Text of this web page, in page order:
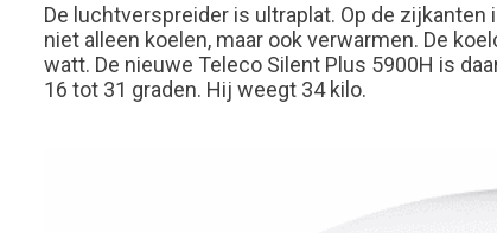
De luchtverspreider is ultraplat. Op de
niet alleen koelen, maar ook verwarmen. De
watt. De nieuwe Teleco Silent Plus 5900H is
16 tot 31 graden. Hij weegt 34 kilo.